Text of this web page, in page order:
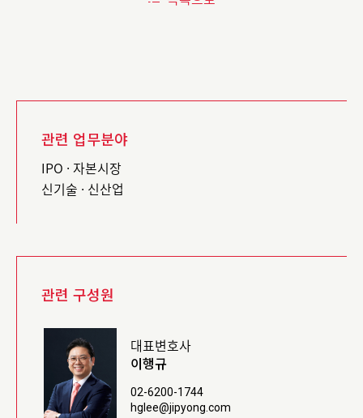
관련 업무분야
IPO · 자본시장
신기술 · 신산업
관련 구성원
대표변호사
이행규
02-6200-1744
hglee@jipyong.com